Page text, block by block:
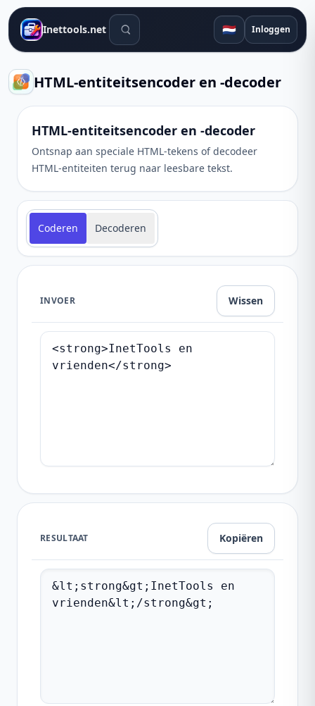
Inettools.net Zoekhulpmiddelen 🇳🇱 Inloggen
HTML-entiteitsencoder en -decoder
HTML-entiteitsencoder en -decoder
Ontsnap aan speciale HTML-tekens of decodeer
HTML-entiteiten terug naar leesbare tekst.
Coderen Decoderen
INVOER Wissen
RESULTAAT Kopiëren